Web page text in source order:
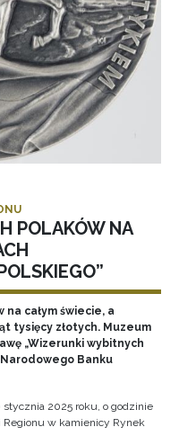
POLAKÓW NA
całym świecie, a
tysięcy złotych. Muzeum
„Wizerunki wybitnych
Banku
2025 roku, o godzinie
Regionu w kamienicy Rynek